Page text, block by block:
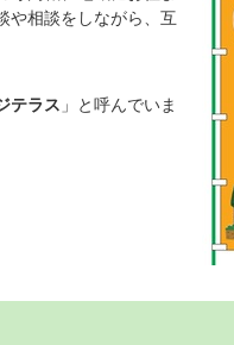
や相談をしながら、互
テラス 」と呼んでいま